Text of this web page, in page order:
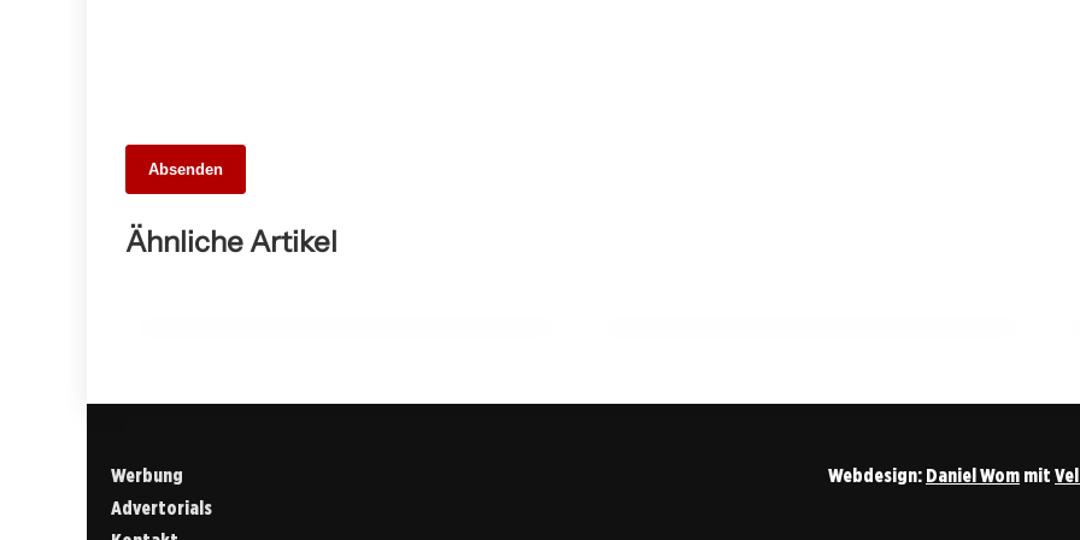
Absenden
Ähnliche Artikel
Die 10 besten Webdesigner und
Agenturen in Stuttgart – Unsere Stadt
Werbung
Advertorials
Webdesign: Daniel Wom mit